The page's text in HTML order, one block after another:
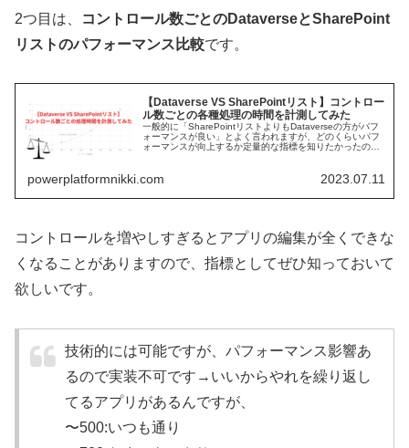
2つ目は、
コントロール数ごとのDataverseとSharePoint
リストのパフォーマンス比較です。
【Dataverse VS SharePointリスト】コントロー
ル数ごとの各種処理の時間を計測してみた
一般的に「SharePointリストよりもDataverseの方がパフ
ォーマンスが良い」とよく言われますが、どのくらいパフ
ォーマンスが向上するか定量的な指標を知りたかったので
powerplatformnikki.com 2023.07.11
コントロールを増やしすぎるとアプリの編集が全くできな
くなることがありますので、指標としてぜひ知っておいて
欲しいです。
技術的には可能ですが、パフォーマンス影響あ
るので実装不可です→いいからやれを繰り返し
てるアプリがあるんですが、
〜500:いつも通り